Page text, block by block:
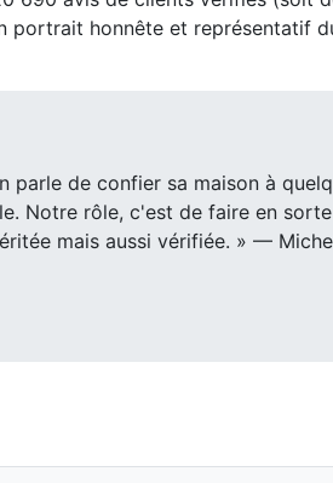
honnête et représentatif
de confier sa maison à
Notre rôle, c'est de faire en
mais aussi vérifiée. » —